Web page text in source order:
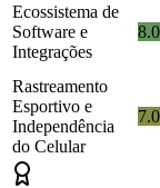
Ecossistema de
Software e
Integrações
Rastreamento
Esportivo e
Independência
do Celular